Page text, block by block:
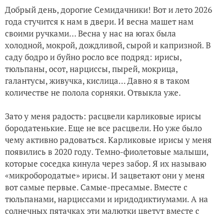
Аномальный сезон-2024
Опоры для кустарников, или Наши очумелые ручки
К вопросу о том, как и куда посадить в цветники
Немного о поросли у сирени, рябинника и ирги, или Как
Наши садовые безродные ирисы-петушки оказались
Ирисы бородатые - родовитые и безродные. Часть 2.
Ирисы бородатые - родовитые и безродные. Часть 1.
Добрый день, дорогие Семидачники! Вот и лето 2026
года стучится к нам в двери. И весна машет нам
своими ручками… Весна у нас на югах была
холодной, мокрой, дождливой, сырой и капризной. В
саду бодро и буйно росло все подряд: ирисы,
тюльпаны, осот, нарциссы, пырей, мокрица,
галантусы, живучка, кислица… Давно я в таком
количестве не полола сорняки. Отвыкла уже.
Зато у меня радость: расцвели карликовые ирисы
бородатенькие. Еще не все расцвели. Но уже было
чему активно радоваться. Карликовые ирисы у меня
появились в 2020 году. Темно-фиолетовые малыши,
которые соседка кинула через забор. Я их называю
«микробородатые» ирисы. И зацветают они у меня
вот самые первые. Самые-пресамые. Вместе с
тюльпанами, нарциссами и иридодиктиумами. А на
солнечных пятачках эти малютки цветут вместе с